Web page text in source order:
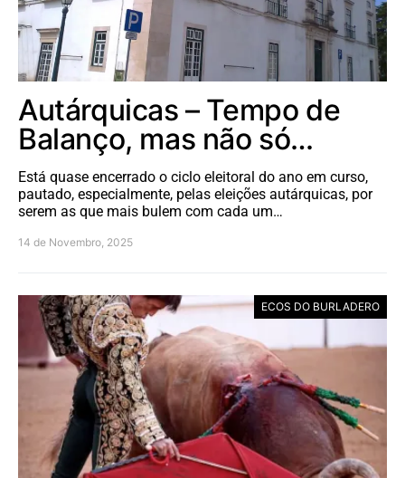
Autárquicas – Tempo de
Balanço, mas não só…
Está quase encerrado o ciclo eleitoral do ano em curso,
pautado, especialmente, pelas eleições autárquicas, por
serem as que mais bulem com cada um…
14 de Novembro, 2025
ECOS DO BURLADERO